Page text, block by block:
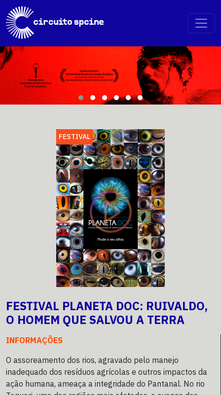
FESTIVAL
FESTIVAL PLANETA DOC: RUIVALDO,
O HOMEM QUE SALVOU A TERRA
INFORMAÇÕES
O assoreamento dos rios, agravado pelo manejo
inadequado dos resíduos agrícolas e outros impactos da
ação humana, ameaça a integridade do Pantanal. No rio